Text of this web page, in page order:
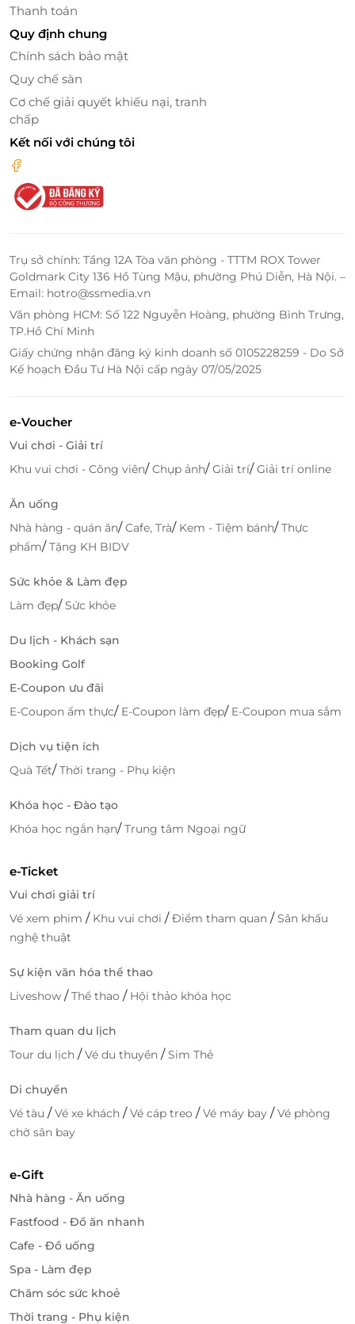
Thanh toán
Quy định chung
Chính sách bảo mật
Quy chế sàn
Cơ chế giải quyết khiếu nại, tranh
chấp
Kết nối với chúng tôi
Trụ sở chính: Tầng 12A Tòa văn phòng - TTTM ROX Tower
Goldmark City 136 Hồ Tùng Mậu, phường Phú Diễn, Hà Nội. –
Email: hotro@ssmedia.vn
Văn phòng HCM: Số 122 Nguyễn Hoàng, phường Bình Trưng,
TP.Hồ Chí Minh
Giấy chứng nhận đăng ký kinh doanh số 0105228259 - Do Sở
Kế hoạch Đầu Tư Hà Nội cấp ngày 07/05/2025
e-Voucher
Vui chơi - Giải trí
Khu vui chơi - Công viên/Chụp ảnh/Giải trí/Giải trí online
Ăn uống
Nhà hàng - quán ăn/Cafe, Trà/ Kem - Tiệm bánh/Thực
phẩm/Tặng KH BIDV
Sức khỏe & Làm đẹp
Làm đẹp/Sức khỏe
Du lịch - Khách sạn
Booking Golf
E-Coupon ưu đãi
E-Coupon ẩm thực/ E-Coupon làm đẹp/ E-Coupon mua sắm
Dịch vụ tiện ích
Quà Tết/Thời trang - Phụ kiện
Khóa học - Đào tạo
Khóa học ngắn hạn/Trung tâm Ngoại ngữ
e-Ticket
Vui chơi giải trí
Vé xem phim / Khu vui chơi /Điểm tham quan /Sân khấu
nghệ thuật
Sự kiện văn hóa thể thao
Liveshow /Thể thao / Hội thảo khóa học
Tham quan du lịch
Tour du lịch /Vé du thuyền /Sim Thẻ
Di chuyển
Vé tàu /Vé xe khách /Vé cáp treo /Vé máy bay /Vé phòng
chờ sân bay
e-Gift
Nhà hàng - Ăn uống
Fastfood - Đồ ăn nhanh
Cafe - Đồ uống
Spa - Làm đẹp
Chăm sóc sức khoẻ
Thời trang - Phụ kiện